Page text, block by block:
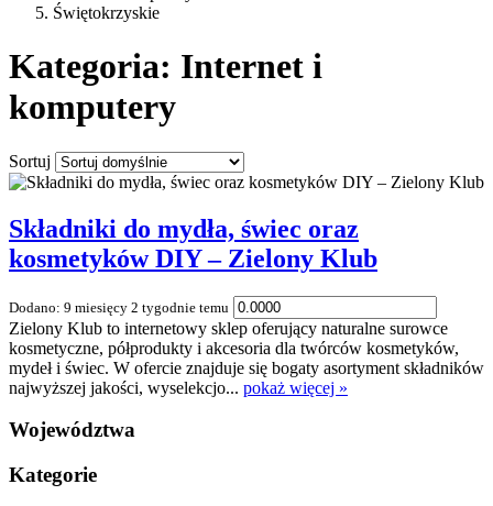
Świętokrzyskie
Kategoria: Internet i
komputery
Sortuj
Składniki do mydła, świec oraz
kosmetyków DIY – Zielony Klub
Dodano: 9 miesięcy 2 tygodnie temu
Zielony Klub to internetowy sklep oferujący naturalne surowce
kosmetyczne, półprodukty i akcesoria dla twórców kosmetyków,
mydeł i świec. W ofercie znajduje się bogaty asortyment składników
najwyższej jakości, wyselekcjo... pokaż więcej »
Województwa
Kategorie